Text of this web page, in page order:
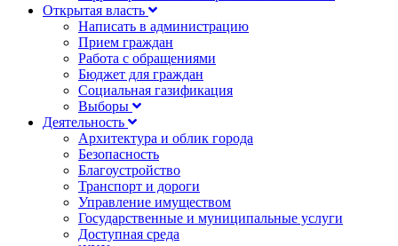
Открытая власть
Написать в администрацию
Прием граждан
Работа с обращениями
Бюджет для граждан
Социальная газификация
Выборы
Деятельность
Архитектура и облик города
Безопасность
Благоустройство
Транспорт и дороги
Управление имуществом
Государственные и муниципальные услуги
Доступная среда